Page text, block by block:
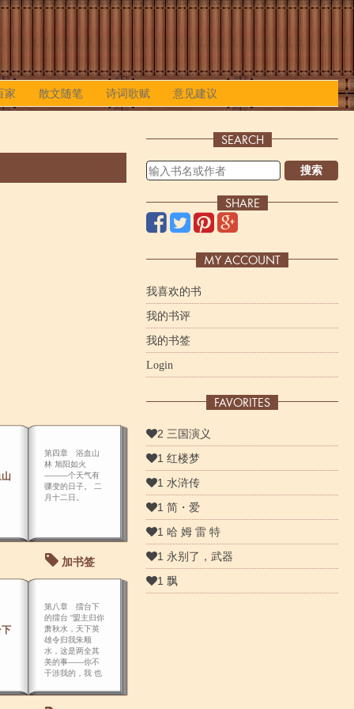
家 散文随笔 诗词歌赋 意见建议
第四章 浴血山
林 旭阳如火
―――个天气有
骤变的日子。 二
月十二日。
加书签
第八章 擂台下
的擂台 “盟主归你
萧秋水，天下英
雄令归我朱顺
水，这是两全其
美的事――你不
干涉我的，我 也
SEARCH
搜索
SHARE
MY ACCOUNT
我喜欢的书
我的书评
我的书签
Login
FAVORITES
2 三国演义
1 红楼梦
1 水浒传
1 简・爱
1 哈 姆 雷 特
1 永别了，武器
1 飘